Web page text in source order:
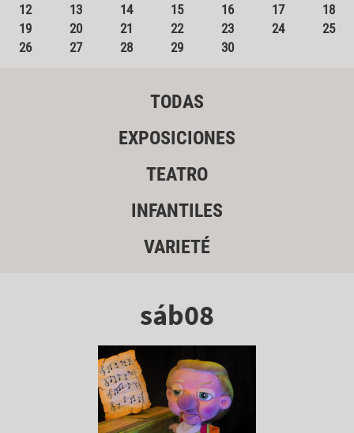
12
13 14 15 16 17
18
19
20 21 22 23 24
25
26
27 28 29 30
TODAS
EXPOSICIONES
TEATRO
INFANTILES
VARIETÉ
sáb08